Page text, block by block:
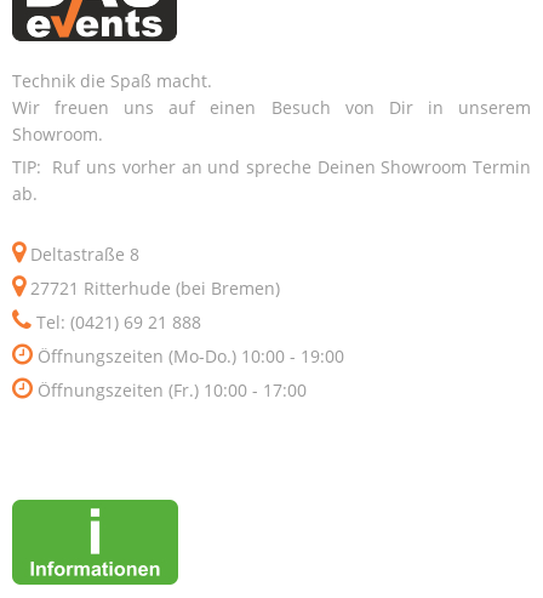
Technik die Spaß macht.
Wir freuen uns auf einen Besuch von Dir in unserem
Showroom.
TIP: Ruf uns vorher an und spreche Deinen Showroom Termin
ab.
Deltastraße 8
27721 Ritterhude (bei Bremen)
Tel: (0421) 69 21 888
Öffnungszeiten (Mo-Do.) 10:00 - 19:00
Öffnungszeiten (Fr.) 10:00 - 17:00